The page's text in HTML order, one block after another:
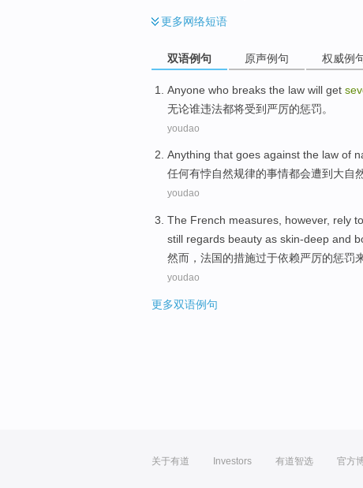
更多网络短语
双语例句 原声例句 权威例
Anyone who breaks the law will get
无论谁违法都将受到严厉的惩罚。
youdao
Anything that goes against the law of
任何有悖自然规律的事情都会遭到 大自
youdao
The French measures however, rely
still regards beauty as skin-deep and
然而 ， 法国的措施过于依赖严厉的惩罚
youdao
更多双语例句
关于有道 Investors 有道智选 官方